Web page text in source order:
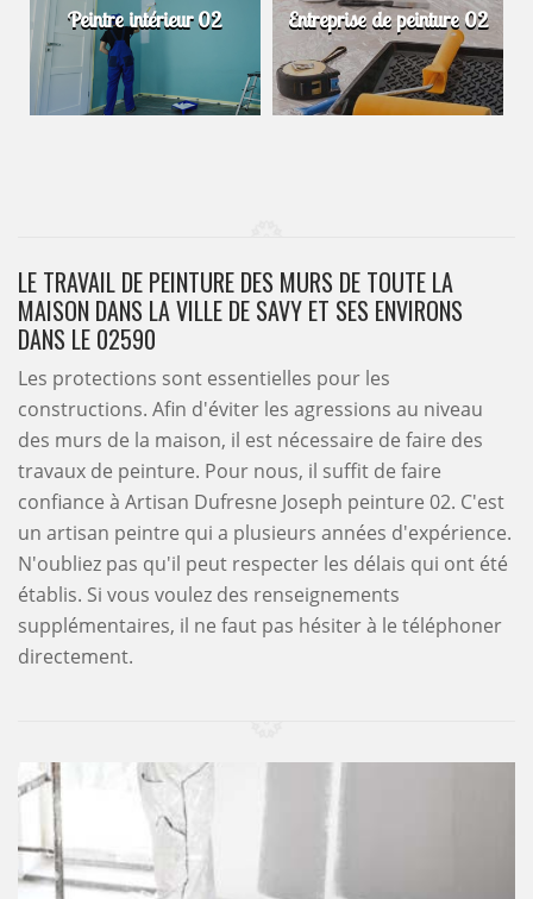
Peintre intérieur 02 Entreprise de peinture 02
LE TRAVAIL DE PEINTURE DES MURS DE TOUTE LA
MAISON DANS LA VILLE DE SAVY ET SES ENVIRONS
DANS LE 02590
Les protections sont essentielles pour les
constructions. Afin d'éviter les agressions au niveau
des murs de la maison, il est nécessaire de faire des
travaux de peinture. Pour nous, il suffit de faire
confiance à Artisan Dufresne Joseph peinture 02. C'est
un artisan peintre qui a plusieurs années d'expérience.
N'oubliez pas qu'il peut respecter les délais qui ont été
établis. Si vous voulez des renseignements
supplémentaires, il ne faut pas hésiter à le téléphoner
directement.